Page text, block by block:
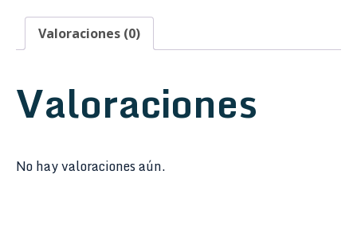
Valoraciones (0)
Valoraciones
No hay valoraciones aún.